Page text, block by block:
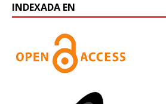
INDEXADA EN